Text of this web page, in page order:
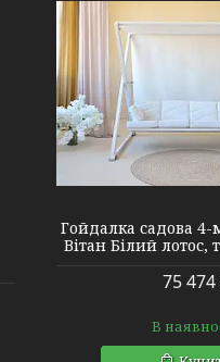
Гойдалка садова
Вітан Білий лотос,
75 474
В